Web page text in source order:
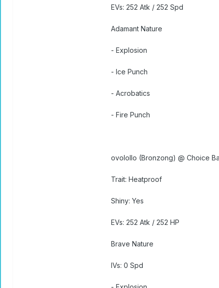
EVs: 252 Atk / 252 Spd
Adamant Nature
- Explosion
- Ice Punch
- Acrobatics
- Fire Punch
ovolollo (Bronzong) @ Choice
Trait: Heatproof
Shiny: Yes
EVs: 252 Atk / 252 HP
Brave Nature
IVs: 0 Spd